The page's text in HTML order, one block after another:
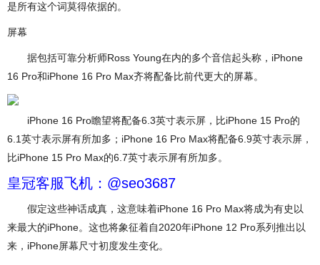
是所有这个词莫得依据的。
屏幕
据包括可靠分析师Ross Young在内的多个音信起头称，iPhone
16 Pro和iPhone 16 Pro Max齐将配备比前代更大的屏幕。
iPhone 16 Pro瞻望将配备6.3英寸表示屏，比iPhone 15 Pro的
6.1英寸表示屏有所加多；iPhone 16 Pro Max将配备6.9英寸表示屏，
比iPhone 15 Pro Max的6.7英寸表示屏有所加多。
皇冠客服飞机：@seo3687
假定这些神话成真，这意味着iPhone 16 Pro Max将成为有史以
来最大的iPhone。这也将象征着自2020年iPhone 12 Pro系列推出以
来，iPhone屏幕尺寸初度发生变化。